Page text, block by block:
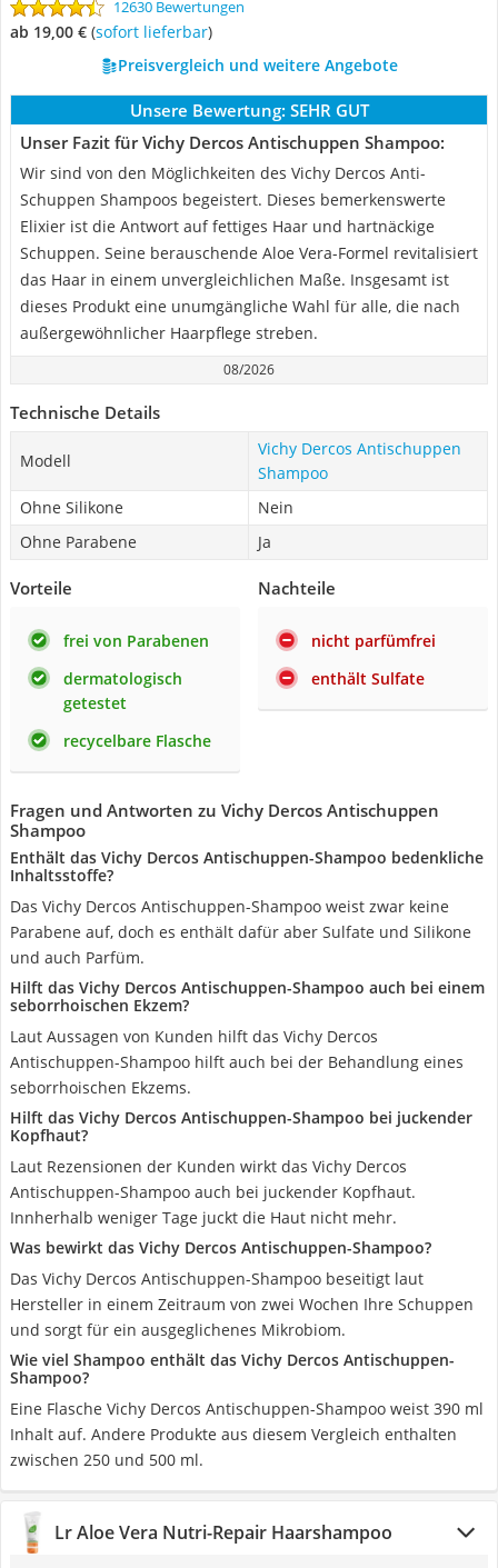
12630 Bewertungen
ab 19,00 € ( Sofort lieferbar)
Preisvergleich und weitere Angebote
Unsere Bewertung: SEHR GUT
Unser Fazit für Vichy Dercos Antischuppen Shampoo:
Wir sind von den Möglichkeiten des Vichy Dercos Anti-
Schuppen Shampoos begeistert. Dieses bemerkenswerte
Elixier ist die Antwort auf fettiges Haar und hartnäckige
Schuppen. Seine berauschende Aloe Vera-Formel revitalisiert
das Haar in einem unvergleichlichen Maße. Insgesamt ist
dieses Produkt eine unumgängliche Wahl für alle, die nach
außergewöhnlicher Haarpflege streben.
08/2026
Technische Details
Modell
Vichy Dercos Antischuppen
Shampoo
Ohne Silikone
Nein
Ohne Parabene
Ja
Vorteile
frei von Parabenen
dermatologisch
getestet
recycelbare Flasche
Nachteile
nicht parfümfrei
enthält Sulfate
Fragen und Antworten zu Vichy Dercos Antischuppen
Shampoo
Enthält das Vichy Dercos Antischuppen-Shampoo bedenkliche
Inhaltsstoffe?
Das Vichy Dercos Antischuppen-Shampoo weist zwar keine
Parabene auf, doch es enthält dafür aber Sulfate und Silikone
und auch Parfüm.
Hilft das Vichy Dercos Antischuppen-Shampoo auch bei einem
seborrhoischen Ekzem?
Laut Aussagen von Kunden hilft das Vichy Dercos
Antischuppen-Shampoo hilft auch bei der Behandlung eines
seborrhoischen Ekzems.
Hilft das Vichy Dercos Antischuppen-Shampoo bei juckender
Kopfhaut?
Laut Rezensionen der Kunden wirkt das Vichy Dercos
Antischuppen-Shampoo auch bei juckender Kopfhaut.
Innherhalb weniger Tage juckt die Haut nicht mehr.
Was bewirkt das Vichy Dercos Antischuppen-Shampoo?
Das Vichy Dercos Antischuppen-Shampoo beseitigt laut
Hersteller in einem Zeitraum von zwei Wochen Ihre Schuppen
und sorgt für ein ausgeglichenes Mikrobiom.
Wie viel Shampoo enthält das Vichy Dercos Antischuppen-
Shampoo?
Eine Flasche Vichy Dercos Antischuppen-Shampoo weist 390 ml
Inhalt auf. Andere Produkte aus diesem Vergleich enthalten
zwischen 250 und 500 ml.
‎Lr Aloe Vera Nutri-Repair Haarshampoo